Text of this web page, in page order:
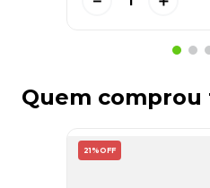
Quem
21% OFF